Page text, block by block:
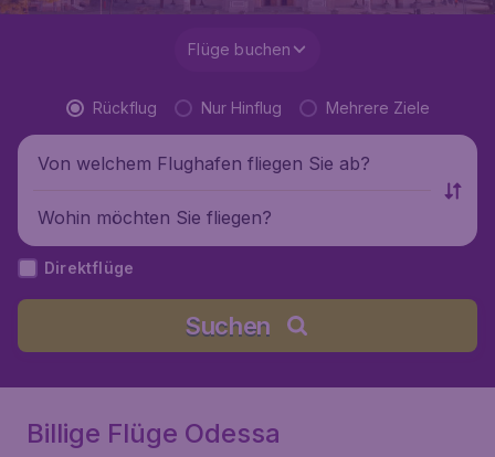
Flüge buchen
Rückflug Nur Hinflug Mehrere Ziele
Von welchem Flughafen fliegen Sie ab?
Wohin möchten Sie fliegen?
Direktflüge
Suchen
Billige Flüge Odessa